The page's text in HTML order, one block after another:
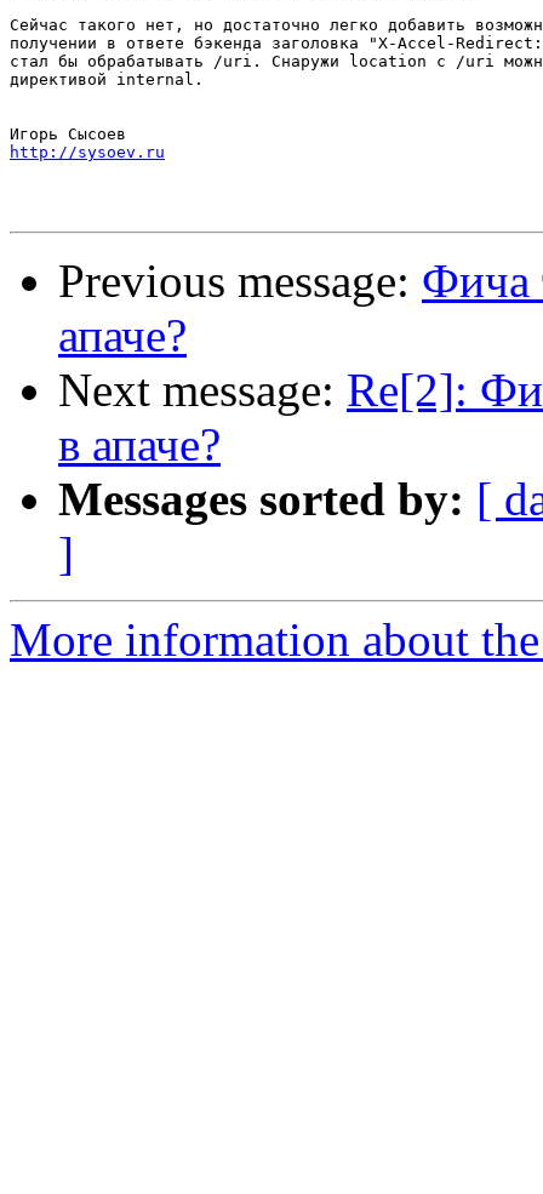
Сейчас такого нет, но достаточно легко добавить
получении в ответе бэкенда заголовка "X-Accel-
стал бы обрабатывать /uri. Снаружи location с /uri
директивой internal.
http://sysoev.ru
Previous message: Фича
апаче?
Next message: Re[2]:
в апаче?
Messages sorted by: [
]
More information about